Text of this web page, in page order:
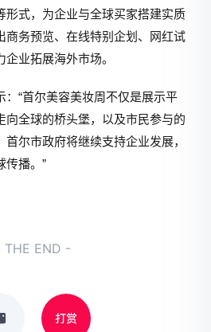
形式，为企业与全球买家搭建实质
商务预览、在线特别企划、网红试
业拓展海外市场。
：“首尔美容美妆周不仅是展示平
向全球的桥头堡，以及市民参与的
尔市政府将继续支持企业发展，
传播。”
THE END -
打赏